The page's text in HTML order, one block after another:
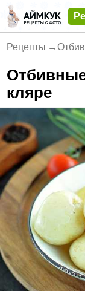
Рецепты →
кляре